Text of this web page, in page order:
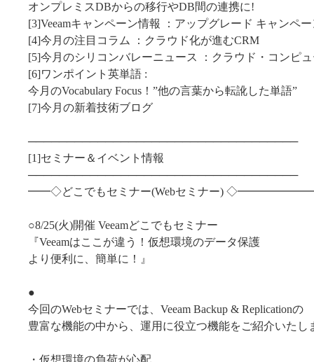
オンプレミスDBからの移行やDB間の連携に!
[3]Veeamキャンペーン情報 ：アップグレード キャンペ
[4]今月の注目コラム ：クラウド化が進むCRM
[5]今月のシリコンバレーニュース ：クラウド・コンピ
[6]ワンポイント英単語 :
今月のVocabulary Focus！”他の言葉から転訛した単語”
[7]今月の新着技術ブログ
───────────────────────────────────
[1]セミナー＆イベント情報
───────────────────────────────────
━━◇どこでもセミナー(Webセミナー)
○8/25(火)開催 Veeamどこでもセミナー
『Veeamはここが違う！仮想環境のデータ保護
より便利に、簡単に！』
●
今回のWebセミナーでは、Veeam Backup & Replicationの
豊富な機能の中から、運用に役立つ機能をご紹介いたし
・仮想環境の負荷が心配